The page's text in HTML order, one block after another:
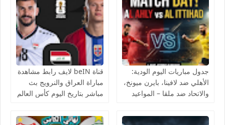
جدول مباريات اليوم الودية:
الأهلي ضد لافينا، بايرن ميونخ،
والاتحاد ضد ملقا – المواعيد
قناة beIN لايف رابط مشاهدة
مباراة العراق والنرويج بث
مباشر بتاريخ اليوم كأس العالم